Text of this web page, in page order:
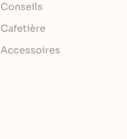
Conseils
Cafetière
Accessoires